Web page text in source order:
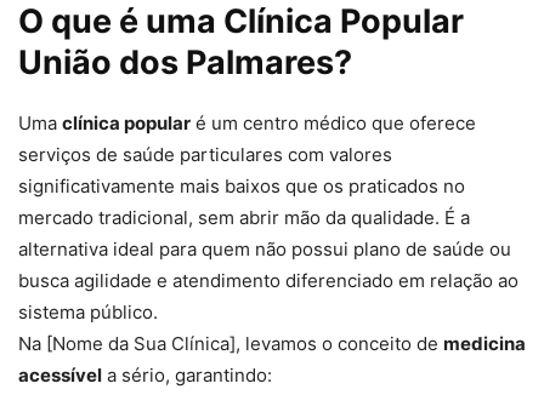
O que é uma Clínica Popular
União dos Palmares?
Uma clínica popular é um centro médico que oferece
serviços de saúde particulares com valores
significativamente mais baixos que os praticados no
mercado tradicional, sem abrir mão da qualidade. É a
alternativa ideal para quem não possui plano de saúde ou
busca agilidade e atendimento diferenciado em relação ao
sistema público.
Na [Nome da Sua Clínica], levamos o conceito de medicina
acessível a sério, garantindo: